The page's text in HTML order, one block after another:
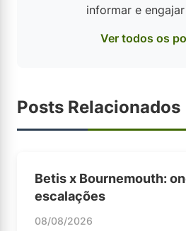
informar e
Ver todos os
Posts Relacionados
Betis x Bournemouth:
escalações
08/08/2026